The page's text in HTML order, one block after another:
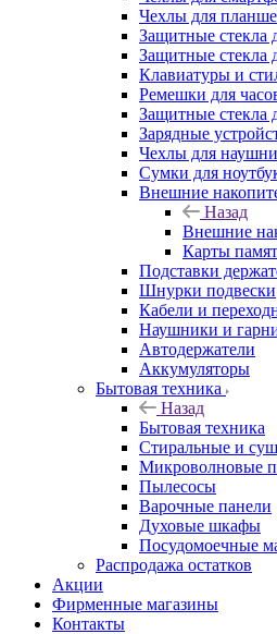
Чехлы для
Защитные стекла
Защитные стекла
Клавиатуры и
Ремешки для
Защитные стекла
Зарядные
Чехлы для
Сумки для
Внешние
Назад
Внешние
Карты
Подставки
Шнурки подвески
Кабели и
Наушники и
Автодержатели
Аккумуляторы
Бытовая техника
Назад
Бытовая техника
Стиральные и
Микроволновые
Пылесосы
Варочные панели
Духовые шкафы
Посудомоечные
Распродажа остатков
Акции
Фирменные магазины
Контакты